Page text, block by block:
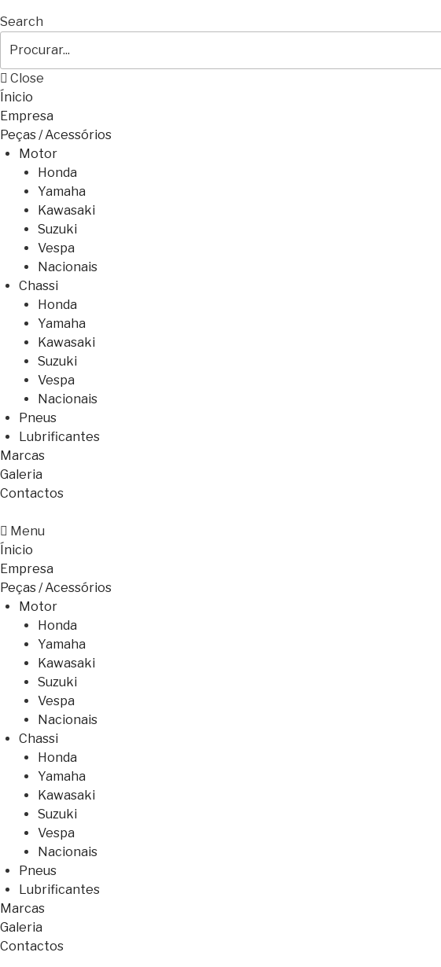
Search
Close
Ínicio
Empresa
Peças / Acessórios
Motor
Honda
Yamaha
Kawasaki
Suzuki
Vespa
Nacionais
Chassi
Honda
Yamaha
Kawasaki
Suzuki
Vespa
Nacionais
Pneus
Lubrificantes
Marcas
Galeria
Contactos
Menu
Ínicio
Empresa
Peças / Acessórios
Motor
Honda
Yamaha
Kawasaki
Suzuki
Vespa
Nacionais
Chassi
Honda
Yamaha
Kawasaki
Suzuki
Vespa
Nacionais
Pneus
Lubrificantes
Marcas
Galeria
Contactos